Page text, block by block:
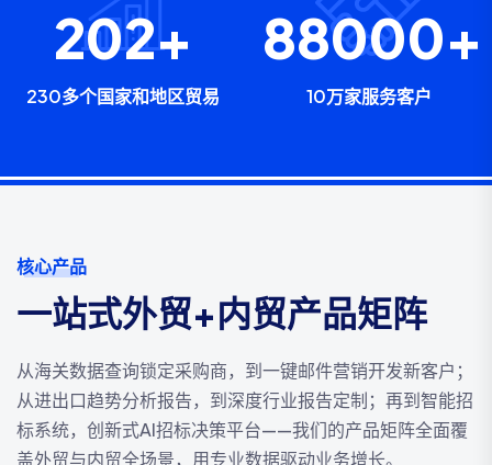
230+
230多个国家和地区贸易
100000
10万家服务客户
核心产品
一站式外贸+内贸产品矩阵
从海关数据查询锁定采购商，到一键邮件营销开发新客户；
从进出口趋势分析报告，到深度行业报告定制；再到智能招
标系统，创新式AI招标决策平台——我们的产品矩阵全面覆
盖外贸与内贸全场景，用专业数据驱动业务增长。